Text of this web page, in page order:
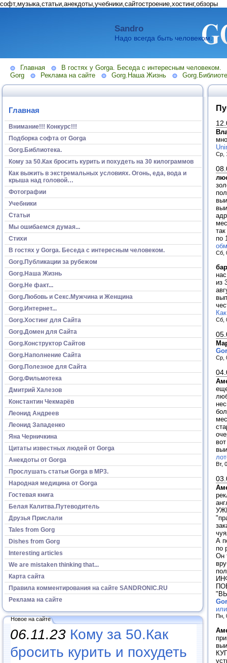
софт,музыка,статьи,анекдоты,учебники,сайтостроение,хостинг,обзоры
Sandro
Надо всегда быть человеком.
Главная
В гостях у Gorga. Беседа с интересным человеком.
Gorg
Реклама на сайте Gorg.Наша Жизнь
Главная
Внимание!!! Конкурс!!!
Подборка софта от Gorga
Gorg.Библиотека.
Кому за 50.Как бросить курить и похудеть на 30 килограммов
Как выжить в экстремальных условиях. Огонь, еда, вода и
крыша над головой…
Фотографии
Учебники
Статьи
Мы ошибаемся думая...
Стихи
В гостях у Gorga. Беседа с интересным человеком.
Gorg.Публикации за рубежом
Gorg.Наша Жизнь
Gorg.Не факт...
Gorg.Любовь и Секс.Мужчина и Женщина
Gorg.Интернет...
Gorg.Хостинг для Сайта
Gorg.Домен для Сайта
Gorg.Конструктор Сайтов
Gorg.Наполнение Сайта
Gorg.Полезное для Сайта
Gorg.Фильмотека
Дмитрий Халезов
Константин Чекмарёв
Леонид Андреев
Леонид Западенко
Яна Черничкина
Цитаты известных людей от Gorga
Анекдоты от Gorga
Прослушать статьи Gorga в МР3.
Народная медицина от Gorga
Гостевая книга
Белая Калитва.Путеводитель
Друзья Прислали
Tales from Gorg
Dishes from Gorg
Interesting articles
We are mistaken thinking that...
Карта сайта
Правила комментирования на сайте SANDRONIC.RU
Реклама на сайте
Новое на сайте
06.11.23 Кому за 50.Как
бросить курить и похудеть
Ср,
по
Сб,
из
Сб,
Ср,
Вт,
А
по
Он
Пн,